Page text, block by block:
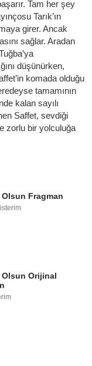
Tam her şey
Tarık’ın
girer. Ancak
sağlar. Aradan
düşünürken,
komada olduğu
tamamının
kalan sayılı
Saffet, sevdiği
zorlu bir yolculuğa
Fragman
Olsun Orijinal